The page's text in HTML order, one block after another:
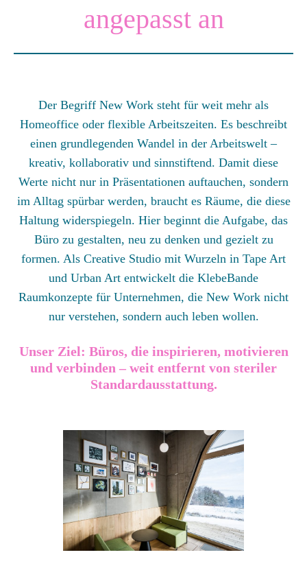
angepasst an
Der Begriff New Work steht für weit mehr als
Homeoffice oder flexible Arbeitszeiten. Es beschreibt
einen grundlegenden Wandel in der Arbeitswelt –
kreativ, kollaborativ und sinnstiftend. Damit diese
Werte nicht nur in Präsentationen auftauchen, sondern
im Alltag spürbar werden, braucht es Räume, die diese
Haltung widerspiegeln. Hier beginnt die Aufgabe, das
Büro zu gestalten, neu zu denken und gezielt zu
formen. Als Creative Studio mit Wurzeln in Tape Art
und Urban Art entwickelt die KlebeBande
Raumkonzepte für Unternehmen, die New Work nicht
nur verstehen, sondern auch leben wollen.
Unser Ziel: Büros, die inspirieren, motivieren
und verbinden – weit entfernt von steriler
Standardausstattung.